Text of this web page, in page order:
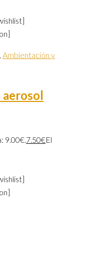
Ambientación y
9.00€. 7.50€El